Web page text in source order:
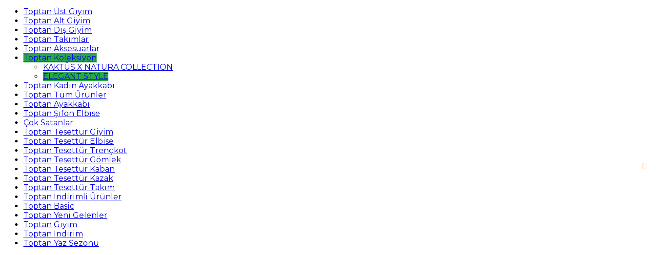
Toptan Üst Giyim
Toptan Alt Giyim
Toptan Dış Giyim
Toptan Takımlar
Toptan Aksesuarlar
Toptan Koleksiyon
KAKTÜS X NATURA COLLECTION
ELEGANT STYLE
Toptan Kadın Ayakkabı
Toptan Tüm Ürünler
Toptan Ayakkabı
Toptan Şifon Elbise
Çok Satanlar
Toptan Tesettür Giyim
Toptan Tesettür Elbise
Toptan Tesettür Trençkot
Toptan Tesettür Gömlek
Toptan Tesettür Kaban
Toptan Tesettür Kazak
Toptan Tesettür Takım
Toptan İndirimli Ürünler
Toptan Basic
Toptan Yeni Gelenler
Toptan Giyim
Toptan İndirim
Toptan Yaz Sezonu